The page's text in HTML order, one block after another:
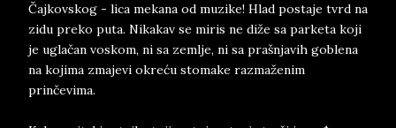
Čajkovskog - lica mekana od muzike! Hlad postaje tvrd na
zidu preko puta. Nikakav se miris ne diže sa parketa koji
je uglačan voskom, ni sa zemlje, ni sa prašnjavih goblena
na kojima zmajevi okreću stomake razmaženim
prinčevima.